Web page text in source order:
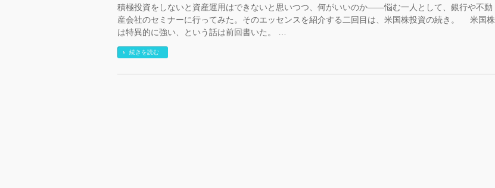
積極投資をしないと資産運用はできないと思いつつ、何がいいのか――悩む一人として、銀行や不動
産会社のセミナーに行ってみた。そのエッセンスを紹介する二回目は、米国株投資の続き。 米国株
は特異的に強い、という話は前回書いた。 …
続きを読む